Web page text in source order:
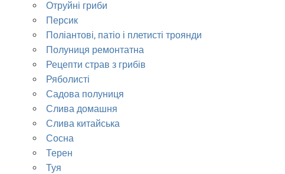
Отруйні гриби
Персик
Поліантові, патіо і плетисті троянди
Полуниця ремонтатна
Рецепти страв з грибів
Ряболисті
Садова полуниця
Слива домашня
Слива китайська
Сосна
Терен
Туя